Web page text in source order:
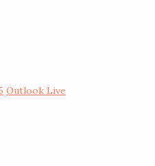
Outlook Live